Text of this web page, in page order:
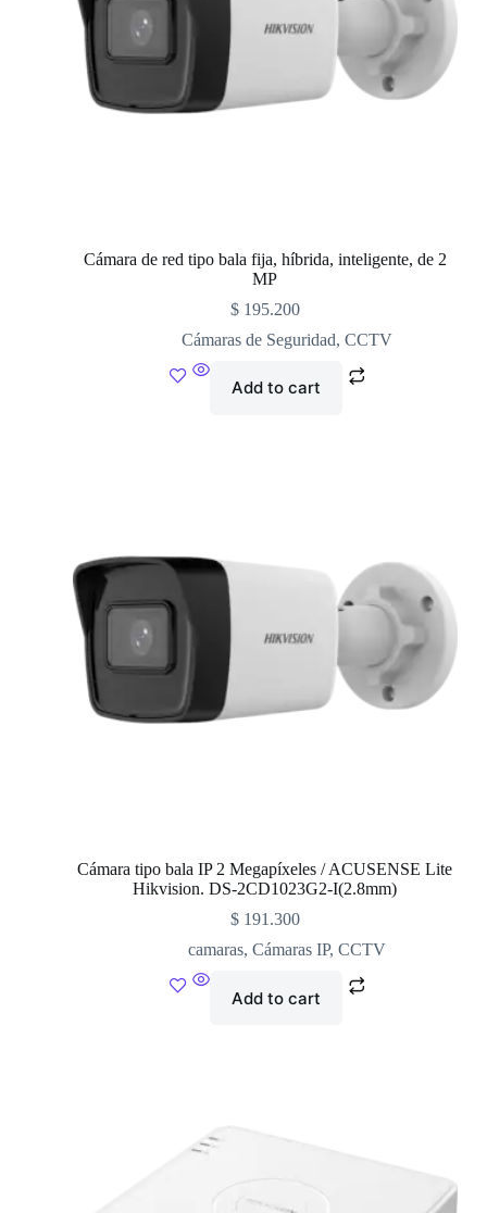
Cámara de red tipo bala fija, híbrida, inteligente, de 2
MP
$195.200
Cámaras de Seguridad, CCTV
Add to cart
Cámara tipo bala IP 2 Megapíxeles / ACUSENSE Lite
Hikvision. DS-2CD1023G2-I(2.8mm)
$191.300
camaras, Cámaras IP, CCTV
Add to cart